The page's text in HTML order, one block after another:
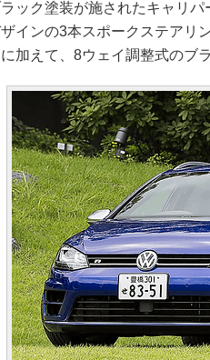
ック塗装が施されたキャリ
インの3本スポークステアリ
加えて、8ウェイ調整式のブ